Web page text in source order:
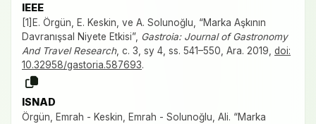
IEEE
[1]E. Örgün, E. Keskin, ve A. Solunoğlu, “Marka Aşkının
Davranışsal Niyete Etkisi”, Gastroia: Journal of Gastronomy
And Travel Research, c. 3, sy 4, ss. 541–550, Ara. 2019, doi:
10.32958/gastoria.587693.
ISNAD
Örgün, Emrah - Keskin, Emrah - Solunoğlu, Ali. “Marka